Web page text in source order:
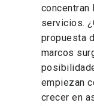
concentran
servicios.
propuesta
marcos
empiezan
crecer en